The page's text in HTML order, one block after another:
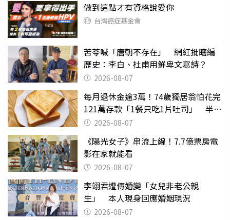
做到這點才有資格說愛你
台灣癌症基金會
苦苓喊「唐朝不存在」 網紅批瞎編
歷史：李白、杜甫用鮮卑文寫詩？
2026-08-07
每月退休金逾3萬！74歲獨居翁怕花完
121萬存款「1餐只吃1片吐司」 半年
後暴瘦嚇壞女兒
2026-08-07
《陽光女子》串流上線！7.7億票房電
影在家就能看
2026-08-07
李翊君遭傳婚變「女兒非老公親
生」 本人現身回應婚姻現況
2026-08-07